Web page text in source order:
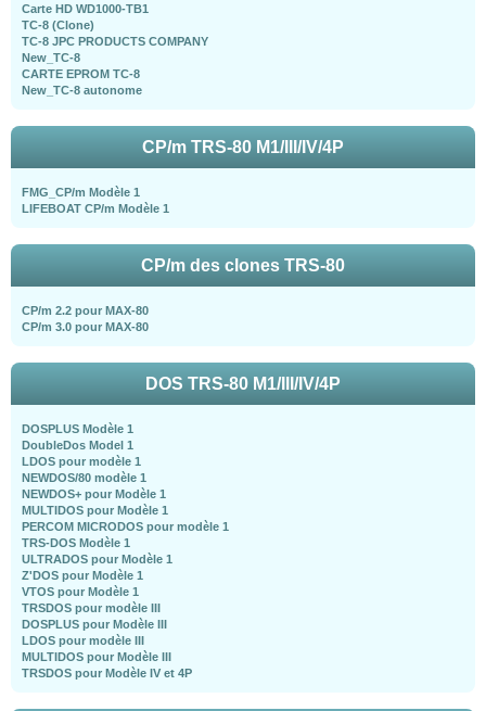
Carte HD WD1000-TB1
TC-8 (Clone)
TC-8 JPC PRODUCTS COMPANY
New_TC-8
CARTE EPROM TC-8
New_TC-8 autonome
CP/m TRS-80 M1/III/IV/4P
FMG_CP/m Modèle 1
LIFEBOAT CP/m Modèle 1
CP/m des clones TRS-80
CP/m 2.2 pour MAX-80
CP/m 3.0 pour MAX-80
DOS TRS-80 M1/III/IV/4P
DOSPLUS Modèle 1
DoubleDos Model 1
LDOS pour modèle 1
NEWDOS/80 modèle 1
NEWDOS+ pour Modèle 1
MULTIDOS pour Modèle 1
PERCOM MICRODOS pour modèle 1
TRS-DOS Modèle 1
ULTRADOS pour Modèle 1
Z'DOS pour Modèle 1
VTOS pour Modèle 1
TRSDOS pour modèle III
DOSPLUS pour Modèle III
LDOS pour modèle III
MULTIDOS pour Modèle III
TRSDOS pour Modèle IV et 4P